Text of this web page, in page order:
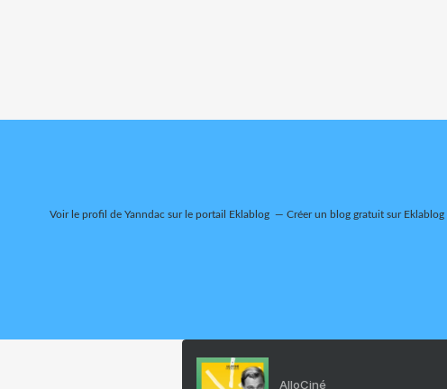
Voir le profil de Yanndac sur le portail Eklablog Créer un blog gratuit sur Eklablog
AlloCiné